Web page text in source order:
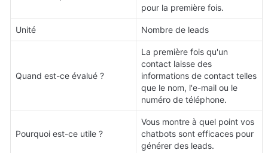
pour la première fois.
Unité Nombre de leads
Quand est-ce évalué ?
La première fois qu'un
contact laisse des
informations de contact telles
que le nom, l'e-mail ou le
numéro de téléphone.
Pourquoi est-ce utile ?
Vous montre à quel point vos
chatbots sont efficaces pour
générer des leads.